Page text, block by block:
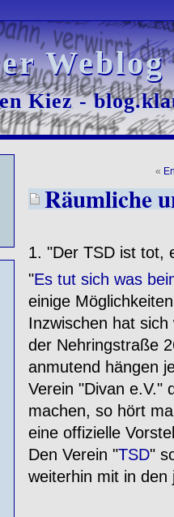
Kiez -
Kiez -
«
Räumliche
1. "Der TSD ist tot,
"Es tut sich was
einige
Inzwischen hat
der Nehringstraße
anmutend hängen
Verein "Divan e.V."
machen, so hört
eine offizielle
Den Verein "TSD"
weiterhin mit in den